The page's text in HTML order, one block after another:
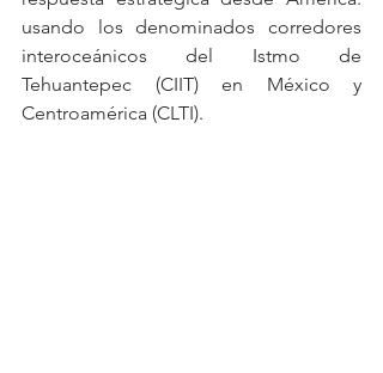
usando los denominados corredores
interoceánicos del Istmo de
Tehuantepec (CIIT) en México y
Centroamérica (CLTI).